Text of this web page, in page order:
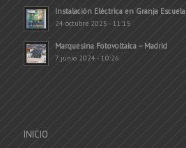
Instalación Eléctrica en Granja Escuela
24 octubre 2025 - 11:15
Marquesina Fotovoltaica – Madrid
7 junio 2024 - 10:26
INICIO